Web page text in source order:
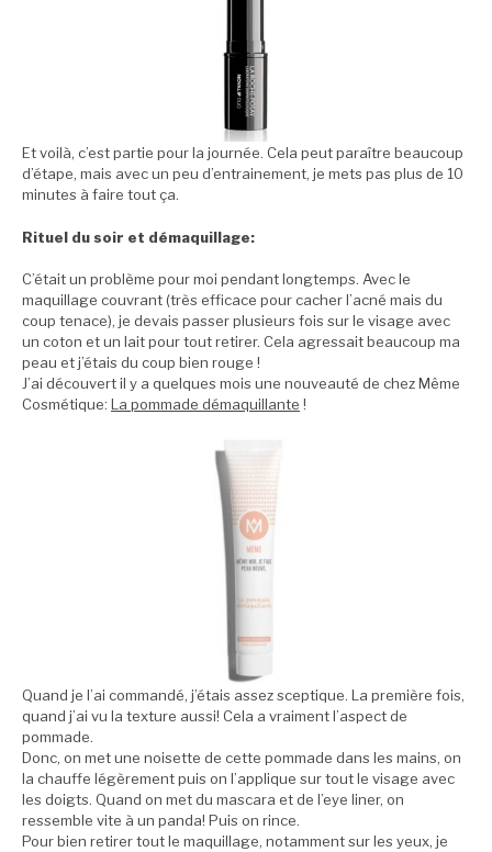
Et voilà, c’est partie pour la journée. Cela peut paraître beaucoup
d’étape, mais avec un peu d’entrainement, je mets pas plus de 10
minutes à faire tout ça.
Rituel du soir et démaquillage:
C’était un problème pour moi pendant longtemps. Avec le
maquillage couvrant (très efficace pour cacher l’acné mais du
coup tenace), je devais passer plusieurs fois sur le visage avec
un coton et un lait pour tout retirer. Cela agressait beaucoup ma
peau et j’étais du coup bien rouge !
J’ai découvert il y a quelques mois une nouveauté de chez Même
Cosmétique: La pommade démaquillante !
Quand je l’ai commandé, j’étais assez sceptique. La première fois,
quand j’ai vu la texture aussi! Cela a vraiment l’aspect de
pommade.
Donc, on met une noisette de cette pommade dans les mains, on
la chauffe légèrement puis on l’applique sur tout le visage avec
les doigts. Quand on met du mascara et de l’eye liner, on
ressemble vite à un panda! Puis on rince.
Pour bien retirer tout le maquillage, notamment sur les yeux, je